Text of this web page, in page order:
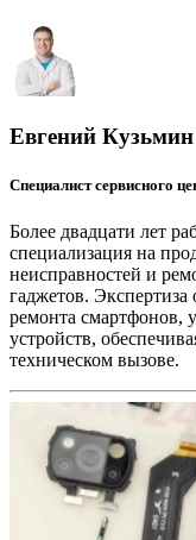
Евгений Кузьмин
Специалист сервисного
Более двадцати лет
специализация на
неисправностей и
гаджетов. Экспертиза
ремонта смартфонов,
устройств,
техническом вызове.